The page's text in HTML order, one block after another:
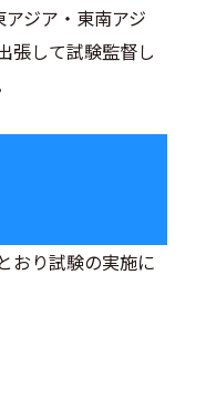
ジア・東南アジ
張して試験監督し
おり試験の実施に